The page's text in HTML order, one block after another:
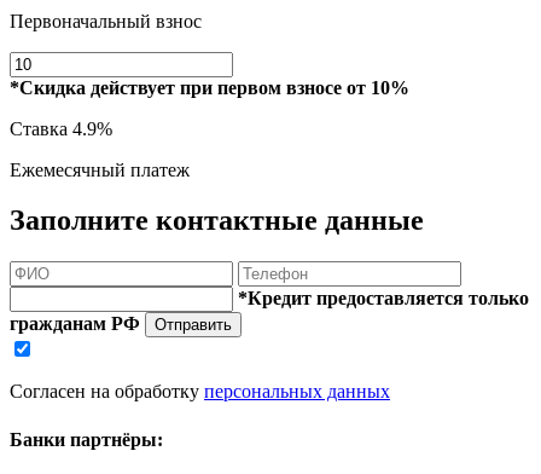
Первоначальный взнос
*Скидка действует при первом взносе от 10%
Ставка 4.9%
Ежемесячный платеж
Заполните контактные данные
*Кредит предоставляется только
гражданам РФ
Отправить
Согласен на обработку персональных данных
Банки партнёры: